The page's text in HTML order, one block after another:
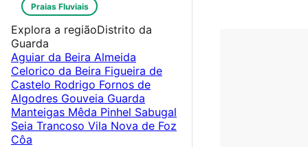
Praias Fluviais
Explora a regiãoDistrito da
Guarda
Aguiar da Beira Almeida
Celorico da Beira Figueira de
Castelo Rodrigo Fornos de
Algodres Gouveia Guarda
Manteigas Mêda Pinhel Sabugal
Seia Trancoso Vila Nova de Foz
Côa